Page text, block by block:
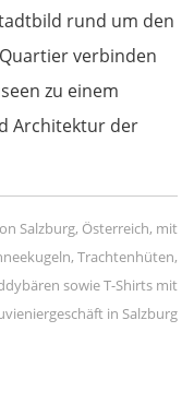
rund um den
verbinden
zu einem
Architektur der
in Salzburg